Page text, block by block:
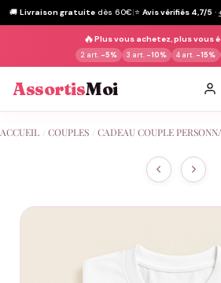
🚚 Livraison gratuite dès 60€|⭐ Avis vérifiés 4,7/5 ·
🔥Plus vous achetez, plus vous
2 art. -5% 3 art. -10% 4 art. -15%
AssortisMoi
au
ACCUEIL COUPLES CADEAU COUPLE